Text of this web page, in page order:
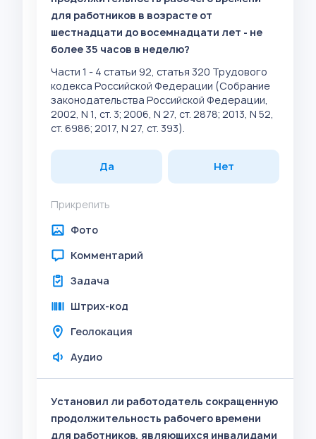
для работников в возрасте от
шестнадцати до восемнадцати лет - не
более 35 часов в неделю?
Части 1 - 4 статьи 92, статья 320 Трудового
кодекса Российской Федерации (Собрание
законодательства Российской Федерации,
2002, N 1, ст. 3; 2006, N 27, ст. 2878; 2013, N 52,
ст. 6986; 2017, N 27, ст. 393).
Да Нет
Прикрепить
Фото
Комментарий
Задача
Штрих-код
Геолокация
Аудио
Установил ли работодатель сокращенную
продолжительность рабочего времени
для работников, являющихся инвалидами